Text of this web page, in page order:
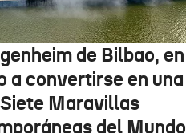
de Bilbao, en
a convertirse en una
Maravillas
del Mundo